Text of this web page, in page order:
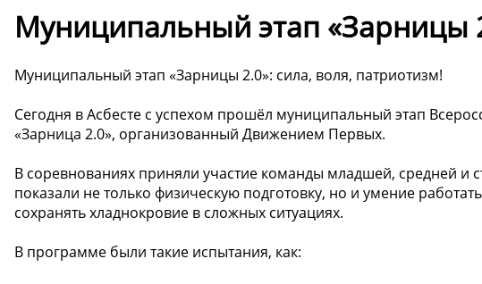
Муниципальный этап «Зарницы
Муниципальный этап «Зарницы 2.0»: сила, воля, патриотизм!
Сегодня в Асбесте с успехом прошёл муниципальный этап
«Зарница 2.0», организованный Движением Первых.
В соревнованиях приняли участие команды младшей, средней и
показали не только физическую подготовку, но и умение
сохранять хладнокровие в сложных ситуациях.
В программе были такие испытания, как: